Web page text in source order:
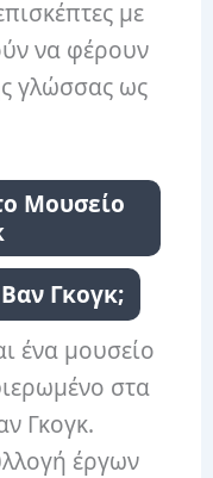
με
να φέρουν
γλώσσας ως
Μουσείο
Γκογκ;
ένα μουσείο
στα
Γκογκ.
έργων